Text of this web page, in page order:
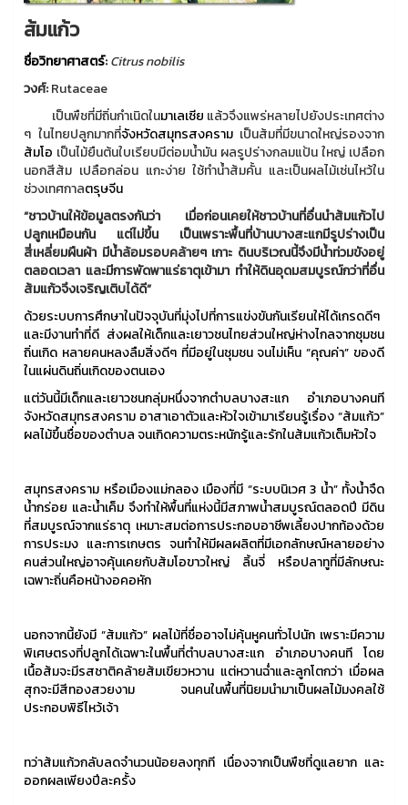
ส้มแก้ว
ชื่อวิทยาศาสตร์:Citrus nobilis
วงศ์:Rutaceae
เป็นพืชที่มีถิ่นกำเนิดในมาเลเซีย แล้วจึงแพร่หลายไปยังประเทศต่าง
ๆ ในไทยปลูกมากที่จังหวัดสมุทรสงครามเป็นส้มที่มีขนาดใหญ่รองจาก
ส้มโอ เป็นไม้ยืนต้นใบเรียบมีต่อมน้ำมัน ผลรูปร่างกลมแป้น ใหญ่ เปลือก
นอกสีส้ม เปลือกล่อน แกะง่าย ใช้ทำน้ำส้มคั้น และเป็นผลไม้เซ่นไหว้ใน
ช่วงเทศกาลตรุษจีน
“ชาวบ้านให้ข้อมูลตรงกันว่า เมื่อก่อนเคยให้ชาวบ้านที่อื่นนำส้มแก้วไป
ปลูกเหมือนกัน แต่ไม่ขึ้น เป็นเพราะพื้นที่บ้านบางสะแกมีรูปร่างเป็น
สี่เหลี่ยมผืนผ้า มีน้ำล้อมรอบคล้ายๆ เกาะ ดินบริเวณนี้จึงมีน้ำท่วมขังอยู่
ตลอดเวลา และมีการพัดพาแร่ธาตุเข้ามา ทำให้ดินอุดมสมบูรณ์กว่าที่อื่น
ส้มแก้วจึงเจริญเติบได้ดี”
ด้วยระบบการศึกษาในปัจจุบันที่มุ่งไปที่การแข่งขันกันเรียนให้ได้เกรดดีๆ
และมีงานทำที่ดี ส่งผลให้เด็กและเยาวชนไทยส่วนใหญ่ห่างไกลจากชุมชน
ถิ่นเกิด หลายคนหลงลืมสิ่งดีๆ ที่มีอยู่ในชุมชน จนไม่เห็น “คุณค่า” ของดี
ในแผ่นดินถิ่นเกิดของตนเอง
แต่วันนี้มีเด็กและเยาวชนกลุ่มหนึ่งจากตำบลบางสะแก อำเภอบางคนที
จังหวัดสมุทรสงคราม อาสาเอาตัวและหัวใจเข้ามาเรียนรู้เรื่อง “ส้มแก้ว”
ผลไม้ขึ้นชื่อของตำบล จนเกิดความตระหนักรู้และรักในส้มแก้วเต็มหัวใจ
สมุทรสงคราม หรือเมืองแม่กลอง เมืองที่มี “ระบบนิเวศ 3 น้ำ” ทั้งน้ำจืด
น้ำกร่อย และน้ำเค็ม จึงทำให้พื้นที่แห่งนี้มีสภาพน้ำสมบูรณ์ตลอดปี มีดิน
ที่สมบูรณ์จากแร่ธาตุ เหมาะสมต่อการประกอบอาชีพเลี้ยงปากท้องด้วย
การประมง และการเกษตร จนทำให้มีผลผลิตที่มีเอกลักษณ์หลายอย่าง
คนส่วนใหญ่อาจคุ้นเคยกับส้มโอขาวใหญ่ ลิ้นจี่ หรือปลาทูที่มีลักษณะ
เฉพาะถิ่นคือหน้างอคอหัก
นอกจากนี้ยังมี “ส้มแก้ว” ผลไม้ที่ชื่ออาจไม่คุ้นหูคนทั่วไปนัก เพราะมีความ
พิเศษตรงที่ปลูกได้เฉพาะในพื้นที่ตำบลบางสะแก อำเภอบางคนที โดย
เนื้อส้มจะมีรสชาติคล้ายส้มเขียวหวาน แต่หวานฉ่ำและลูกโตกว่า เมื่อผล
สุกจะมีสีทองสวยงาม จนคนในพื้นที่นิยมนำมาเป็นผลไม้มงคลใช้
ประกอบพิธีไหว้เจ้า
ทว่าส้มแก้วกลับลดจำนวนน้อยลงทุกที เนื่องจากเป็นพืชที่ดูแลยาก และ
ออกผลเพียงปีละครั้ง